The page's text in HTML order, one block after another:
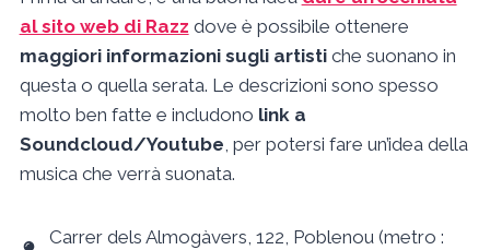
al sito web di Razz dove è possibile ottenere
maggiori informazioni sugli artistiche suonano in
questa o quella serata. Le descrizioni sono spesso
molto ben fatte e includono link a
Soundcloud/Youtube , per potersi fare un’idea della
musica che verrà suonata.
Carrer dels Almogàvers, 122, Poblenou (metro :